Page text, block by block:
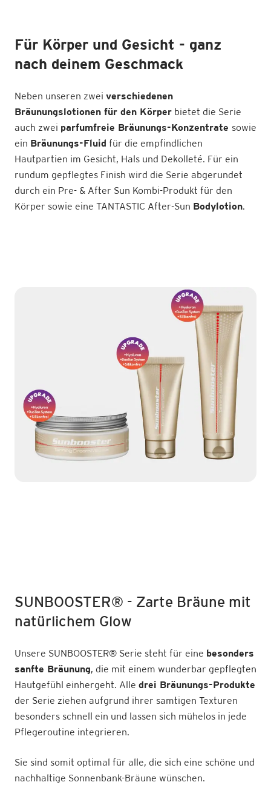
Für Körper und Gesicht - ganz
nach deinem Geschmack
Neben unseren zwei verschiedenen
Bräunungslotionen für den Körper bietet die Serie
auch zwei parfumfreie Bräunungs-Konzentrate sowie
ein Bräunungs-Fluid für die empfindlichen
Hautpartien im Gesicht, Hals und Dekolleté. Für ein
rundum gepflegtes Finish wird die Serie abgerundet
durch ein Pre- & After Sun Kombi-Produkt für den
Körper sowie eine TANTASTIC After-Sun Bodylotion.
SUNBOOSTER® - Zarte Bräune mit
natürlichem Glow
Unsere SUNBOOSTER® Serie steht für eine besonders
sanfte Bräunung, die mit einem wunderbar gepflegten
Hautgefühl einhergeht. Alle drei Bräunungs-Produkte
der Serie ziehen aufgrund ihrer samtigen Texturen
besonders schnell ein und lassen sich mühelos in jede
Pflegeroutine integrieren.
Sie sind somit optimal für alle, die sich eine schöne und
nachhaltige Sonnenbank-Bräune wünschen.